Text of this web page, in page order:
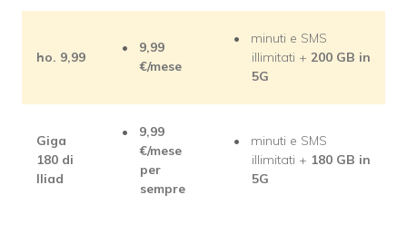
ho. 9,99
9,99
€/mese
minuti e SMS
illimitati + 200 GB in
5G
Giga
180 di
Iliad
9,99
€/mese
per
sempre
minuti e SMS
illimitati + 180 GB in
5G